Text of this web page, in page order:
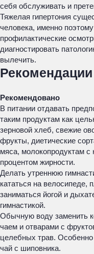
себя обслуживать и
Тяжелая гипертония
человека, именно
профилактические
диагностировать
вылечить.
Рекомендовано
В питании отдавать
таким продуктам как
зерновой хлеб, свежие
фрукты, диетические
мяса, молокопродуктам с
процентом жирности.
Делать утреннюю
кататься на велосипеде,
заниматься йогой и
гимнастикой.
Обычную воду заменить
чаем и отварами с
целебных трав. Особенно
чай с шиповника.